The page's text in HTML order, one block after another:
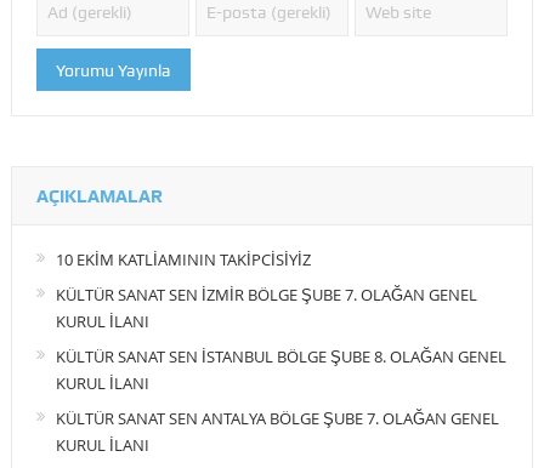
AÇIKLAMALAR
10 EKİM KATLİAMININ TAKİPCİSİYİZ
KÜLTÜR SANAT SEN İZMİR BÖLGE ŞUBE 7. OLAĞAN GENEL
KURUL İLANI
KÜLTÜR SANAT SEN İSTANBUL BÖLGE ŞUBE 8. OLAĞAN GENEL
KURUL İLANI
KÜLTÜR SANAT SEN ANTALYA BÖLGE ŞUBE 7. OLAĞAN GENEL
KURUL İLANI